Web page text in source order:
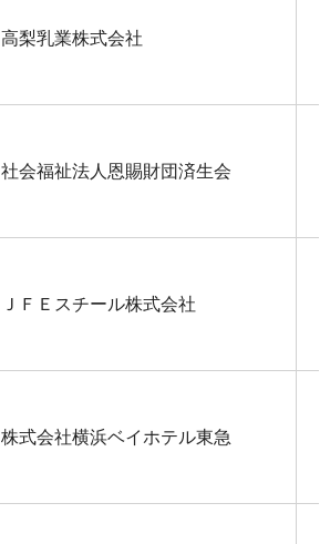
高梨乳業株式会社
社会福祉法人恩賜財団済生会
ＪＦＥスチール株式会社
株式会社横浜ベイホテル東急